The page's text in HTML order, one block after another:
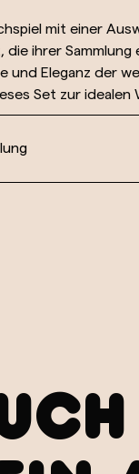
mit einer
ihrer
Eleganz der
Set zur idealen